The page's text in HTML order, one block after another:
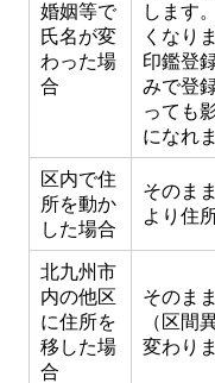
婚姻等で
氏名が変
わった場
合
します
くなり
印鑑登
みで登
っても
になれ
区内で住
所を動か
した場合
そのま
より住
北九州市
内の他区
に住所を
移した場
合
そのま
（区間
変わり